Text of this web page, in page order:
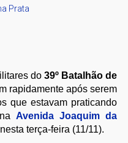
Prata
do 39º Batalhão de
rapidamente após serem
que estavam praticando
Avenida Joaquim da
terça-feira (11/11).